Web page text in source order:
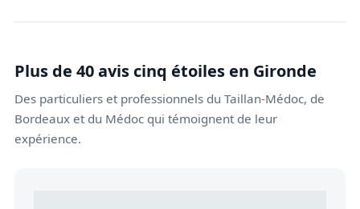
Plus de 40 avis cinq étoiles en Gironde
Des particuliers et professionnels du Taillan-Médoc, de
Bordeaux et du Médoc qui témoignent de leur
expérience.